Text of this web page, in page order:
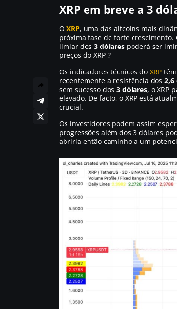
XRP em breve a 3
O XRP, uma das altcoins mais
próxima fase de forte
limiar dos 3 dólares poderá ser
preços do XRP ?
Os indicadores técnicos do XRP
recentemente a resistência dos 2,6
sem sucesso dos 3 dólares, o XRP
elevado. De facto, o XRP está
crucial.
Os investidores podem assim
progressões além dos 3 dólares
abriria então caminho a um